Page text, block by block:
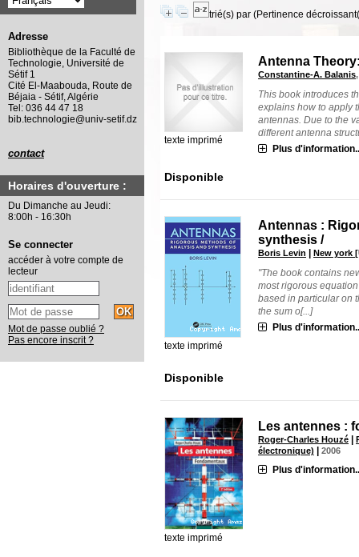
trié(s) par (Pertinence
texte imprimé
Antenna
Constantine-A. Balanis
This book introduces
explains how to apply
antennas. Due to the
different antenna
Plus
Disponible
texte imprimé
Antennas :
synthesis /
Boris Levin |New york
"The book contains
most rigorous
based in particular on
the sum o[...]
Plus
Disponible
texte imprimé
Les antennes :
Roger-Charles Houzé |
électronique)
|2006
Plus
Adresse
Bibliothèque de la Faculté de
Technologie, Université de
Sétif 1
Cité El-Maabouda, Route de
Béjaia - Sétif, Algérie
Tel: 036 44 47 18
bib.technologie@univ-setif.dz
contact
Horaires d'ouverture :
Du Dimanche au Jeudi:
8:00h - 16:30h
Se connecter
accéder à votre compte de
lecteur
Mot de passe oublié ?
Pas encore inscrit ?